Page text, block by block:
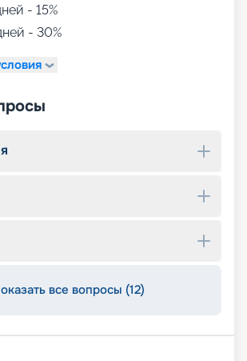
- 15%
- 30%
все вопросы (12)